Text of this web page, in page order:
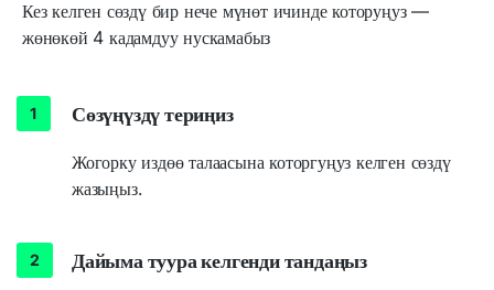
Кез келген сөздү бир нече мүнөт ичинде которуңуз —
жөнөкөй 4 кадамдуу нускамабыз
Сөзүңүздү териңиз
Жогорку издөө талаасына которгуңуз келген сөздү
жазыңыз.
Дайыма туура келгенди тандаңыз